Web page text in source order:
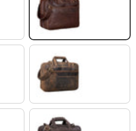
cognac marrone scuro
calais - marrone